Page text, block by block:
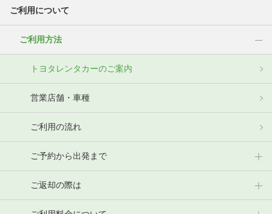
ご利用について
ご利用方法
トヨタレンタカーのご案内
営業店舗・車種
ご利用の流れ
ご予約から出発まで
ご返却の際は